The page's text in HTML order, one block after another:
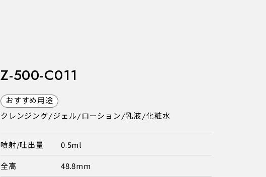
Z-500-C011
おすすめ用途
クレンジング/ジェル/ローション/乳液/化粧水
噴射/吐出量
0.5ml
全高
48.8mm